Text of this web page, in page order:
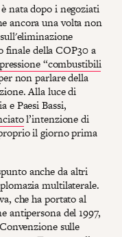
nata dopo i negoziati
ancora una volta non
finale della COP30 a
“combustibili
non parlare della
Alla luce di
e Paesi Bassi,
l’intenzione di
il giorno prima
anche da altri
multilaterale.
che ha portato al
antipersona del 1997,
sulle